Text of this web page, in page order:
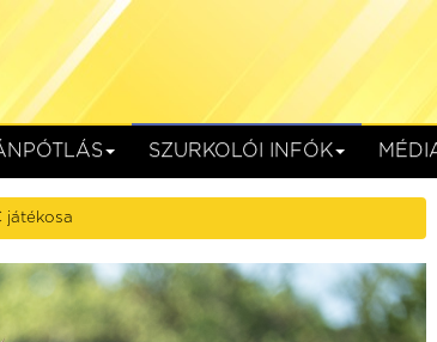
SZURKOLÓI INFÓK
játékosa